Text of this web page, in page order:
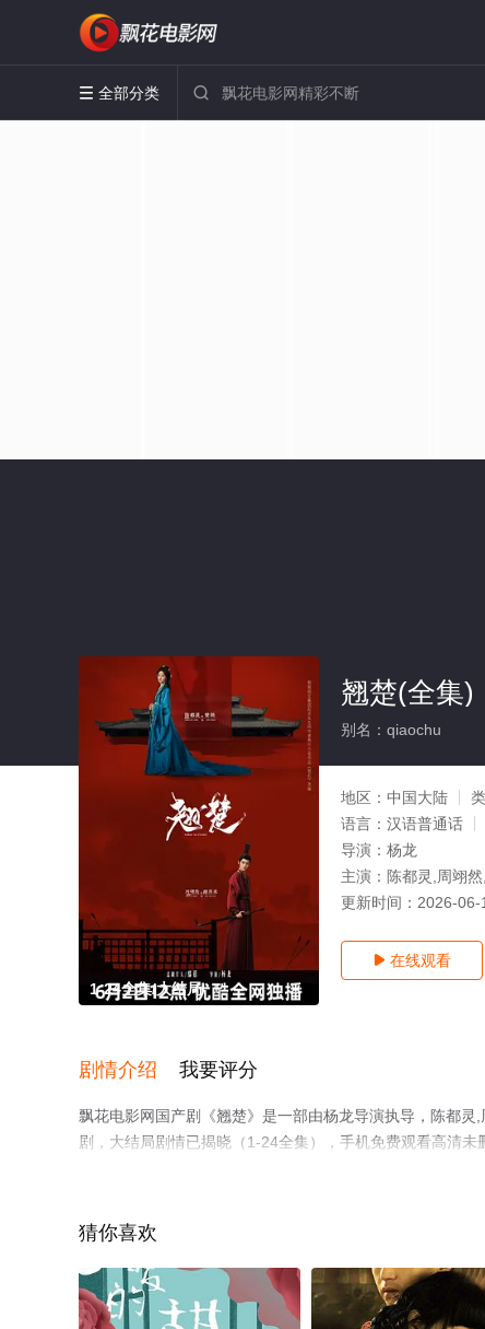
 全部分类 
1-24全集/大结局
翘楚(全集)
别名：qiaochu
地区： 中国大陆
语言： 汉语普通话
导演： 杨龙
主演： 陈都灵,周翊
更新时间： 2026-06-
 在线观看
剧情介绍 我要评分
飘花电影网国产剧《翘楚》是一部由杨龙导演执导，陈都
剧，大结局剧情已揭晓（1-24全集），手机免费观看高清
猜你喜欢